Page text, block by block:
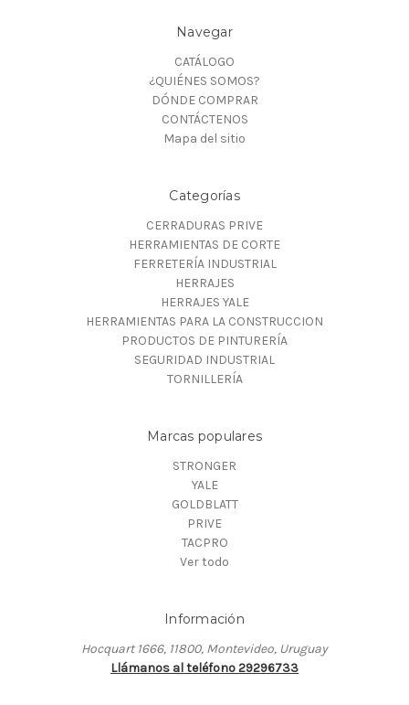
Navegar
CATÁLOGO
¿QUIÉNES SOMOS?
DÓNDE COMPRAR
CONTÁCTENOS
Mapa del sitio
Categorías
CERRADURAS PRIVE
HERRAMIENTAS DE CORTE
FERRETERÍA INDUSTRIAL
HERRAJES
HERRAJES YALE
HERRAMIENTAS PARA LA CONSTRUCCION
PRODUCTOS DE PINTURERÍA
SEGURIDAD INDUSTRIAL
TORNILLERÍA
Marcas populares
STRONGER
YALE
GOLDBLATT
PRIVE
TACPRO
Ver todo
Información
Hocquart 1666, 11800, Montevideo, Uruguay
Llámanos al teléfono 29296733